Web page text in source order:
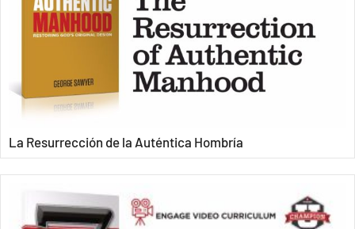
La Resurrección de la Auténtica Hombría